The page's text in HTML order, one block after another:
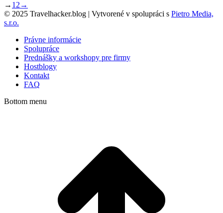
→ 1 2 →
© 2025 Travelhacker.blog | Vytvorené v spolupráci s Pietro Media,
s.r.o.
Právne informácie
Spolupráce
Prednášky a workshopy pre firmy
Hostblogy
Kontakt
FAQ
Bottom menu